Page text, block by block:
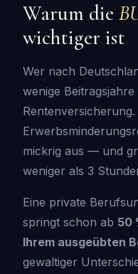
Warum die
wichtiger ist
Wer nach
wenige
Rentenversicherung.
mickrig aus — und
weniger als 3
Eine private
springt schon ab 50
Ihrem ausgeübten
gewaltiger